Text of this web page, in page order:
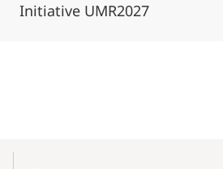
Initiative UMR2027